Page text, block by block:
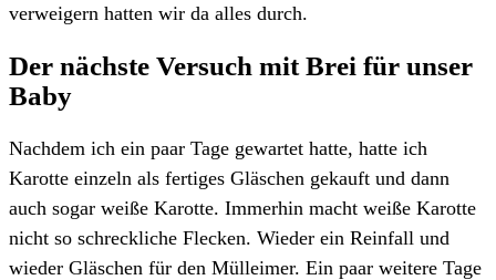
verweigern hatten wir da alles durch.
Der nächste Versuch mit Brei für unser
Baby
Nachdem ich ein paar Tage gewartet hatte, hatte ich
Karotte einzeln als fertiges Gläschen gekauft und dann
auch sogar weiße Karotte. Immerhin macht weiße Karotte
nicht so schreckliche Flecken. Wieder ein Reinfall und
wieder Gläschen für den Mülleimer. Ein paar weitere Tage